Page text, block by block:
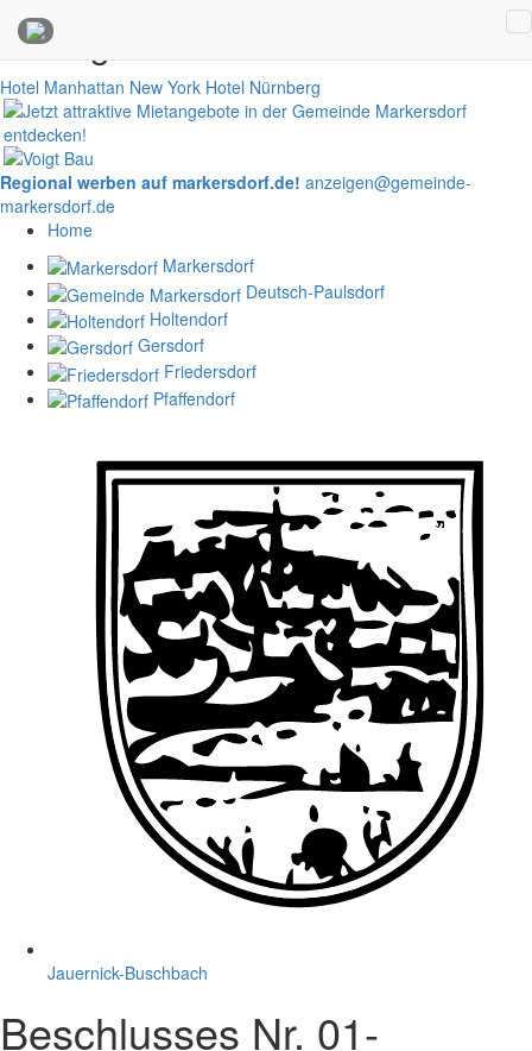
Anzeigen
Hotel Manhattan New York Hotel Nürnberg
Regional werben auf markersdorf.de! anzeigen@gemeinde-
markersdorf.de
Home
Markersdorf
Deutsch-Paulsdorf
Holtendorf
Gersdorf
Friedersdorf
Pfaffendorf
Jauernick-Buschbach
Beschlusses Nr. 01-